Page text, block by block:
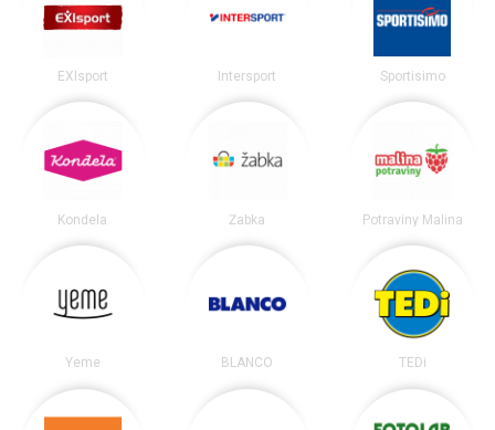
EXIsport Intersport Sportisimo
Kondela Žabka Potraviny Malina
Yeme BLANCO TEDi